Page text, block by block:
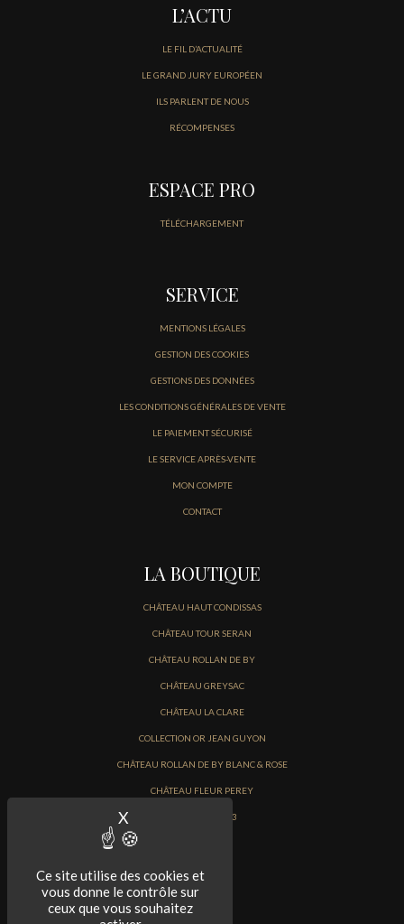
Ce site utilise des cookies et
vous donne le contrôle sur
ceux que vous souhaitez
X Masquer le bandeau des cookies
L’ACTU
LE FIL D’ACTUALITÉ
LE GRAND JURY EUROPÉEN
ILS PARLENT DE NOUS
RÉCOMPENSES
ESPACE PRO
TÉLÉCHARGEMENT
SERVICE
MENTIONS LÉGALES
GESTION DES COOKIES
GESTIONS DES DONNÉES
LES CONDITIONS GÉNÉRALES DE VENTE
LE PAIEMENT SÉCURISÉ
LE SERVICE APRÈS-VENTE
MON COMPTE
CONTACT
LA BOUTIQUE
CHÂTEAU HAUT CONDISSAS
CHÂTEAU TOUR SERAN
CHÂTEAU ROLLAN DE BY
CHÂTEAU GREYSAC
CHÂTEAU LA CLARE
COLLECTION OR JEAN GUYON
CHÂTEAU ROLLAN DE BY BLANC & ROSE
CHÂTEAU FLEUR PEREY
PRIMEURS 2023